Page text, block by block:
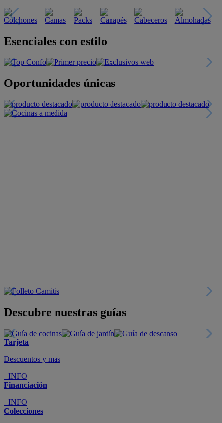
Esenciales con estilo
Oportunidades únicas
Descubre nuestras guías
Tarjeta
Descuentos y más
+INFO
Financiación
+INFO
Colecciones